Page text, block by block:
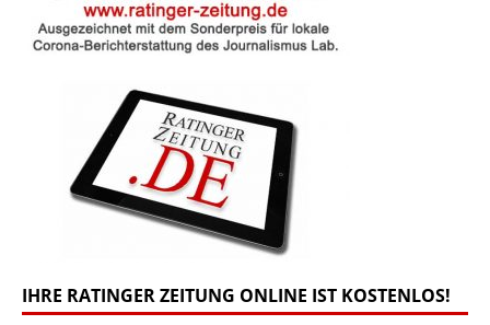
IHRE RATINGER ZEITUNG ONLINE IST KOSTENLOS!